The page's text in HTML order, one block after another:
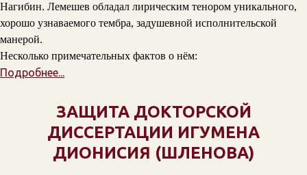
Нагибин. Лемешев обладал лирическим тенором уникального,
хорошо узнаваемого тембра, задушевной исполнительской
манерой.
Несколько примечательных фактов о нём:
Подробнее...
ЗАЩИТА ДОКТОРСКОЙ
ДИССЕРТАЦИИ ИГУМЕНА
ДИОНИСИЯ (ШЛЕНОВА)